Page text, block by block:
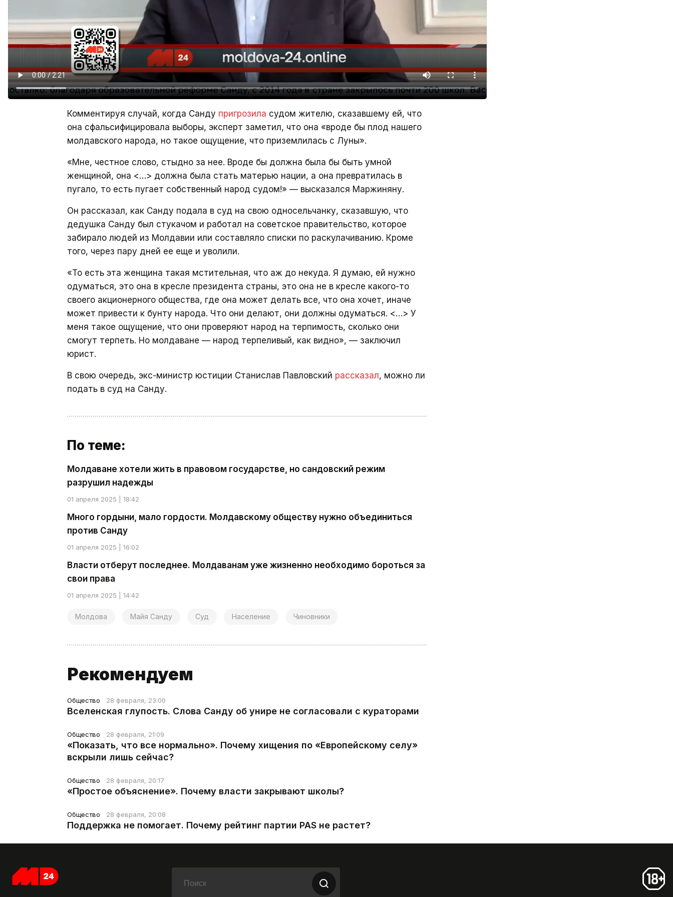
Комментируя случай, когда Санду пригрозила судом жителю, сказавшему ей, что
она сфальсифицировала выборы, эксперт заметил, что она «вроде бы плод нашего
молдавского народа, но такое ощущение, что приземлилась с Луны».
«Мне, честное слово, стыдно за нее. Вроде бы должна была бы быть умной
женщиной, она <…> должна была стать матерью нации, а она превратилась в
пугало, то есть пугает собственный народ судом!» — высказался Маржиняну.
Он рассказал, как Санду подала в суд на свою односельчанку, сказавшую, что
дедушка Санду был стукачом и работал на советское правительство, которое
забирало людей из Молдавии или составляло списки по раскулачиванию. Кроме
того, через пару дней ее еще и уволили.
«То есть эта женщина такая мстительная, что аж до некуда. Я думаю, ей нужно
одуматься, это она в кресле президента страны, это она не в кресле какого-то
своего акционерного общества, где она может делать все, что она хочет, иначе
может привести к бунту народа. Что они делают, они должны одуматься. <…> У
меня такое ощущение, что они проверяют народ на терпимость, сколько они
смогут терпеть. Но молдаване — народ терпеливый, как видно», — заключил
юрист.
В свою очередь, экс-министр юстиции Станислав Павловский рассказал, можно ли
подать в суд на Санду.
По теме:
Молдаване хотели жить в правовом государстве, но сандовский режим
разрушил надежды
01 апреля 2025 | 18:42
Много гордыни, мало гордости. Молдавскому обществу нужно объединиться
против Санду
01 апреля 2025 | 16:02
Власти отберут последнее. Молдаванам уже жизненно необходимо бороться за
свои права
01 апреля 2025 | 14:42
Молдова Майя Санду Суд Население Чиновники
Рекомендуем
Общество 28 февраля, 23:00
Вселенская глупость. Слова Санду об унире не согласовали с кураторами
Общество 28 февраля, 21:09
«Показать, что все нормально». Почему хищения по «Европейскому селу»
вскрыли лишь сейчас?
Общество 28 февраля, 20:17
«Простое объяснение». Почему власти закрывают школы?
Общество 28 февраля, 20:08
Поддержка не помогает. Почему рейтинг партии PAS не растет?